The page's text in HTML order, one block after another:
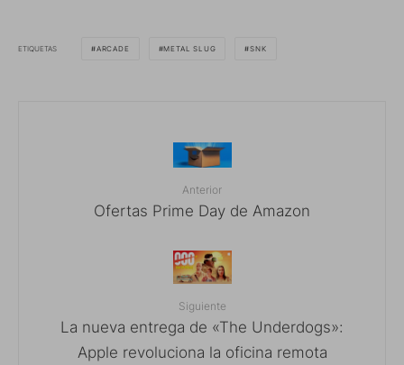
ETIQUETAS ARCADE METAL SLUG SNK
Anterior
Ofertas Prime Day de Amazon
Siguiente
La nueva entrega de «The Underdogs»:
Apple revoluciona la oficina remota